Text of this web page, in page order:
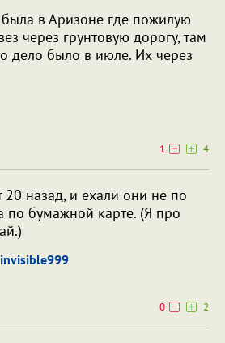
в Аризоне где пожилую
через грунтовую дорогу, там
дело было в июле. Их через
1
4
20 назад, и ехали они не по
по бумажной карте. (Я про
invisible999
0
2